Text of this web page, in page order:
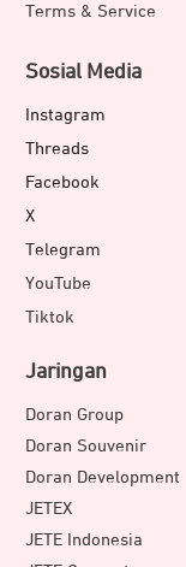
Terms & Service
Sosial Media
Instagram
Threads
Facebook
X
Telegram
YouTube
Tiktok
Jaringan
Doran Group
Doran Souvenir
Doran Development
JETEX
JETE Indonesia